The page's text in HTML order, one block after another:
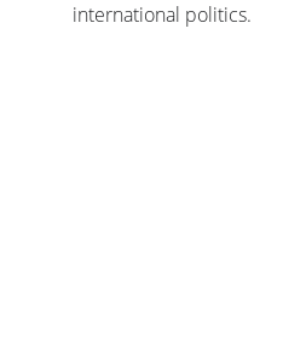
international politics.